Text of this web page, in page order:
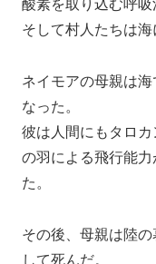
酸素を取り込む呼吸
そして村人たちは海
ネイモアの母親は
なった。
彼は人間にもタロ
の羽による飛行能
た。
その後、母親は陸
して死んだ。